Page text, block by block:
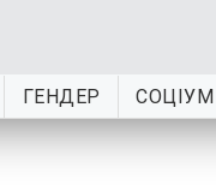
ГЕНДЕР СОЦІУМ